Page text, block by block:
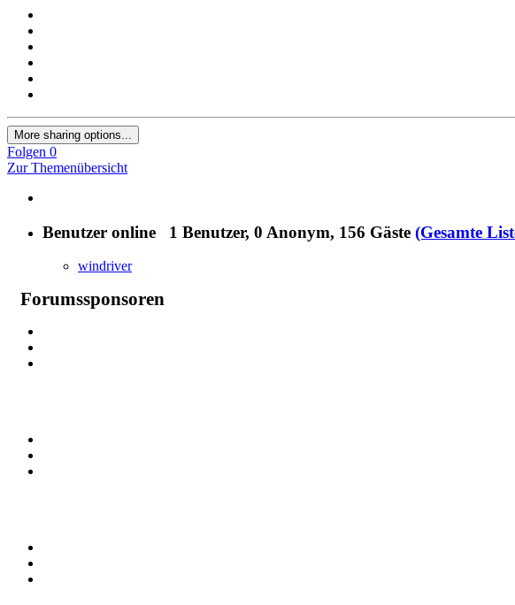
More sharing options...
Folgen 0
Zur Themenübersicht
Benutzer online 1 Benutzer, 0 Anonym, 156 Gäste (Gesamte
windriver
Forumssponsoren